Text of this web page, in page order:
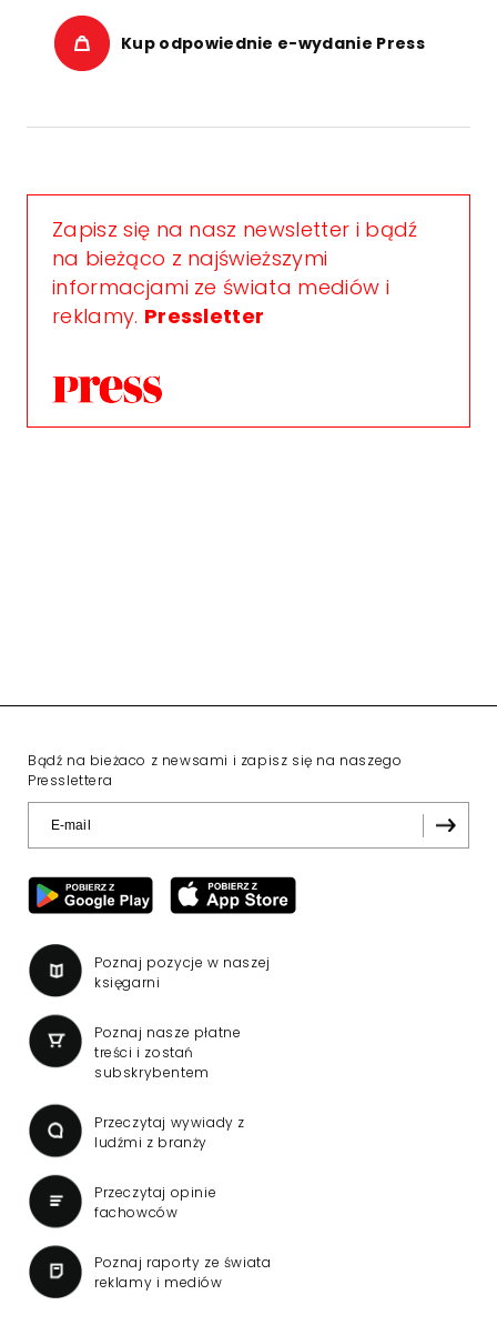
Kup odpowiednie e-wydanie Press
Zapisz się na nasz newsletter i bądź
na bieżąco z najświeższymi
informacjami ze świata mediów i
reklamy. Pressletter
Bądź na bieżaco z newsami i zapisz się na naszego
Presslettera
Poznaj pozycje w naszej
księgarni
Poznaj nasze płatne
treści i zostań
subskrybentem
Przeczytaj wywiady z
ludźmi z branży
Przeczytaj opinie
fachowców
Poznaj raporty ze świata
reklamy i mediów